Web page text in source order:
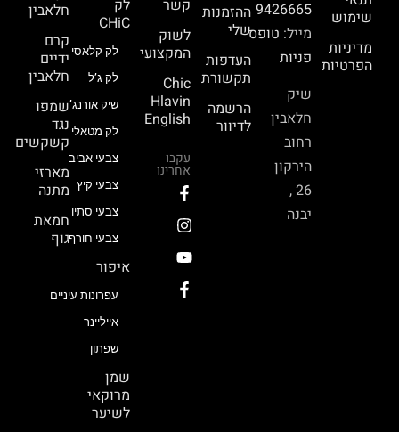
שימוש
מדיניות
הפרטיות
9426665
מייל: טופס
פניות
שיק
חלאבין
רחוב
הירקון
26 ,
יבנה
ההזמנות
שלי
העדפות
תקשורת
הרשמה
לדיוור
קשר
לשוק
המקצועי
Chic
Hlavin
English
עקבו
אחרינו
לק
CHiC
לק קלאסי
לק ג’ל
שיק אורנג’
לק מטאלי
צבעי אביב
צבעי קיץ
צבעי סתיו
צבעי חורף
איפור
עפרונות עיניים
אייליינר
שפתון
שמן
מרוקאי
לשיער
חלאבין
קרם
ידיים
חלאבין
שמפו
נגד
קשקשים
מארזי
מתנה
חמאת
גוף